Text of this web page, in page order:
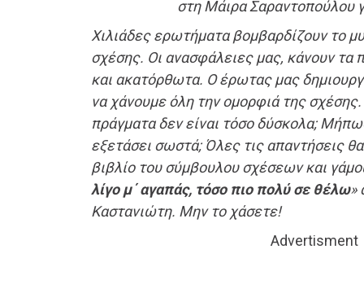
στη Μάιρα Σαραντοπούλου
Χιλιάδες ερωτήματα βομβαρδίζουν το
σχέσης. Οι ανασφάλειες μας, κάνουν τα
και ακατόρθωτα. Ο έρωτας μας
να χάνουμε όλη την ομορφιά της
πράγματα δεν είναι τόσο δύσκολα;
εξετάσει σωστά; Όλες τις απαντήσεις
βιβλίο του σύμβουλου σχέσεων και
λίγο μ΄ αγαπάς, τόσο πιο πολύ σε θέλω»
Καστανιώτη. Μην το χάσετε!
Advertisment